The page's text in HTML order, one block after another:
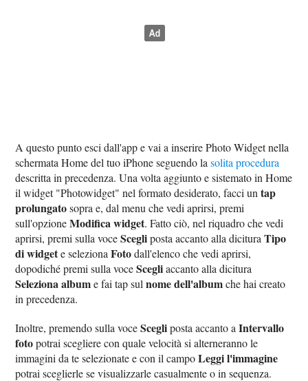
A questo punto esci dall'app e vai a inserire Photo Widget nella
schermata Home del tuo iPhone seguendo lasolita procedura
descritta in precedenza. Una volta aggiunto e sistemato in Home
il widget "Photowidget" nel formato desiderato, facci untap
prolungatosopra e, dal menu che vedi aprirsi, premi
sull'opzioneModifica widget. Fatto ciò, nel riquadro che vedi
aprirsi, premi sulla voceScegliposta accanto alla dicituraTipo
di widgete selezionaFotodall'elenco che vedi aprirsi,
dopodiché premi sulla voceScegliaccanto alla dicitura
Seleziona albume fai tap sulnome dell'albumche hai creato
in precedenza.
Inoltre, premendo sulla voceScegliposta accanto aIntervallo
fotopotrai scegliere con quale velocità si alterneranno le
immagini da te selezionate e con il campoLeggi l'immagine
potrai sceglierle se visualizzarle casualmente o in sequenza.